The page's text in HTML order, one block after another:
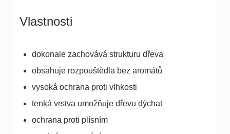
Vlastnosti
dokonale zachovává strukturu dřeva
obsahuje rozpouštědla bez aromátů
vysoká ochrana proti vlhkosti
tenká vrstva umožňuje dřevu dýchat
ochrana proti plísním